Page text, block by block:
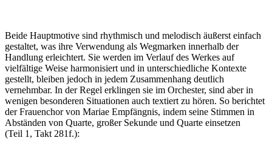
Beide Hauptmotive sind rhythmisch und melodisch äußerst einfach
gestaltet, was ihre Verwendung als Wegmarken innerhalb der
Handlung erleichtert. Sie werden im Verlauf des Werkes auf
vielfältige Weise harmonisiert und in unterschiedliche Kontexte
gestellt, bleiben jedoch in jedem Zusammenhang deutlich
vernehmbar. In der Regel erklingen sie im Orchester, sind aber in
wenigen besonderen Situationen auch textiert zu hören. So berichtet
der Frauenchor von Mariae Empfängnis, indem seine Stimmen in
Abständen von Quarte, großer Sekunde und Quarte einsetzen
(Teil 1, Takt 281f.):